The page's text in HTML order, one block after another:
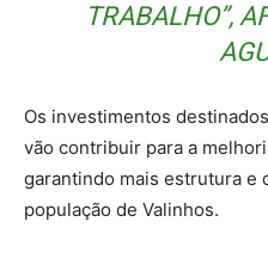
TRABALHO”,
Os investimentos
vão contribuir para a
garantindo mais estrutura e
população de Valinhos.